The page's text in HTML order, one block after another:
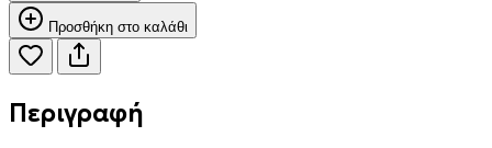
Προσθήκη στο καλάθι
Περιγραφή